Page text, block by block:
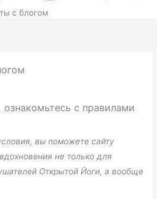
с блогом
с правилами
вы поможете сайту
не только для
Открытой Йоги, а вообще